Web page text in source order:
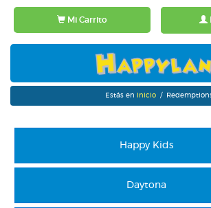
Mi Carrito
Estás en Inicio /
Happy Kids
Daytona